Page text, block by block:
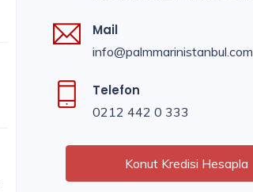
Mail
info@palmmarinistanbul.com
Telefon
0212 442 0 333
Konut Kredisi Hesapla